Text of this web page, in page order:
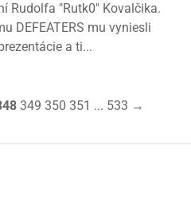
Rudolfa "Rutk0" Kovalčika.
DEFEATERS mu vyniesli
a ti...
349 350 351 ... 533 →